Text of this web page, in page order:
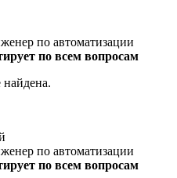
по автоматизации
по всем вопросам
по автоматизации
по всем вопросам